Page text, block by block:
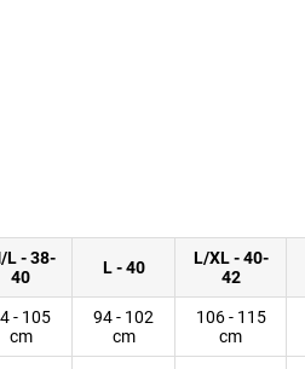
L - 38-
40
L - 40
L/XL - 40-
42
- 105
cm
94 - 102
cm
106 - 115
cm